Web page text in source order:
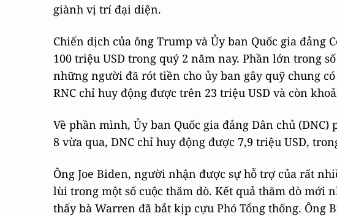
giành vị trí đại diện.
Chiến dịch của ông Trump và Ủy ban Quốc gia đảng
100 triệu USD trong quý 2 năm nay. Phần lớn trong
những người đã rót tiền cho ủy ban gây quỹ chung
RNC chỉ huy động được trên 23 triệu USD và còn
Về phần mình, Ủy ban Quốc gia đảng Dân chủ
8 vừa qua, DNC chỉ huy động được 7,9 triệu USD,
Ông Joe Biden, người nhận được sự hỗ trợ của rất
lùi trong một số cuộc thăm dò. Kết quả thăm dò mới
thấy bà Warren đã bắt kịp cựu Phó Tổng thống. Ông